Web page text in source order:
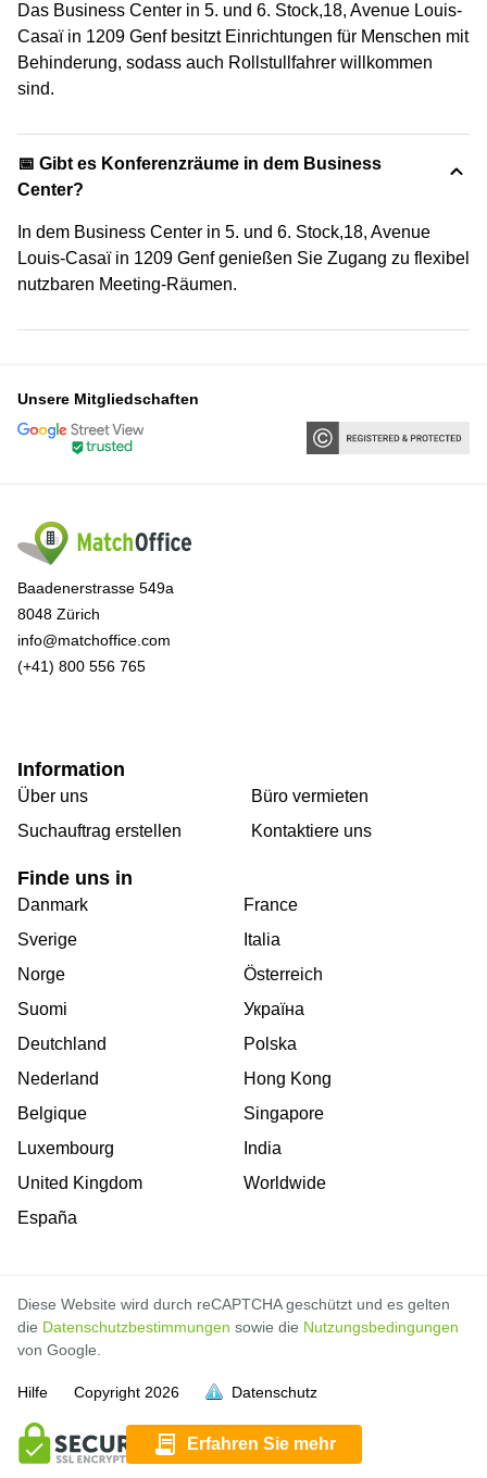
Erfahren Sie mehr
Das Business Center in 5. und 6. Stock,18, Avenue Louis-
Casaï in 1209 Genf besitzt Einrichtungen für Menschen mit
Behinderung, sodass auch Rollstullfahrer willkommen
sind.
📅 Gibt es Konferenzräume in dem Business
Center?
In dem Business Center in 5. und 6. Stock,18, Avenue
Louis-Casaï in 1209 Genf genießen Sie Zugang zu flexibel
nutzbaren Meeting-Räumen.
voll
voll
voll
voll
voll
voll
voll
voll
voll
voll
voll
voll
voll
voll
Unsere Mitgliedschaften
Baadenerstrasse 549a
8048 Zürich
info@matchoffice.com
(+41) 800 556 765
Information
Über uns
Suchauftrag erstellen
Büro vermieten
Kontaktiere uns
Finde uns in
Danmark
Sverige
Norge
Suomi
Deutchland
Nederland
Belgique
Luxembourg
United Kingdom
España
France
Italia
Österreich
Україна
Polska
Hong Kong
Singapore
India
Worldwide
Diese Website wird durch reCAPTCHA geschützt und es gelten
die Datenschutzbestimmungen sowie die Nutzungsbedingungen
von Google.
Hilfe Copyright 2026 Datenschutz